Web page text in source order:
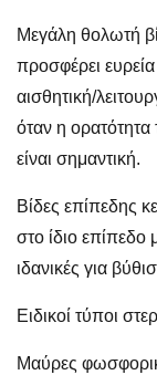
Μεγάλη θολωτή
προσφέρει
αισθητική/
όταν η
είναι σημαντική.
Βίδες επίπεδης
στο ίδιο επίπεδο
ιδανικές για
Ειδικοί τύποι
Μαύρες